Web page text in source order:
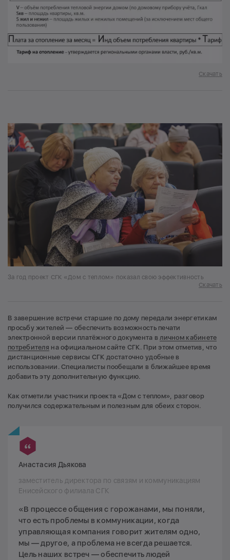
Скачать
За год проект СГК «Дом с теплом» показал свою эффективность
Скачать
В завершение встречи старшие по дому передали энергетикам
просьбу жителей — обеспечить возможность печати
электронной версии платёжного документа в личном кабинете
потребителя на официальном сайте СГК. При этом отметив, что
дистанционные сервисы СГК достаточно удобные в
использовании. Специалисты пообещали в ближайшее время
добавить эту дополнительную функцию.
Как отметили участники проекта «Дом с теплом», разговор
получился содержательным и полезным для обеих сторон.
Анастасия Дьякова
заместитель директора по связям и коммуникациям
Енисейского филиала СГК
«В процессе общения с горожанами, мы поняли,
что есть проблемы в коммуникации, когда
управляющая компания говорит жителям одно,
мы — другое, а проблема не всегда решается.
Цель наших встреч — обеспечить людей